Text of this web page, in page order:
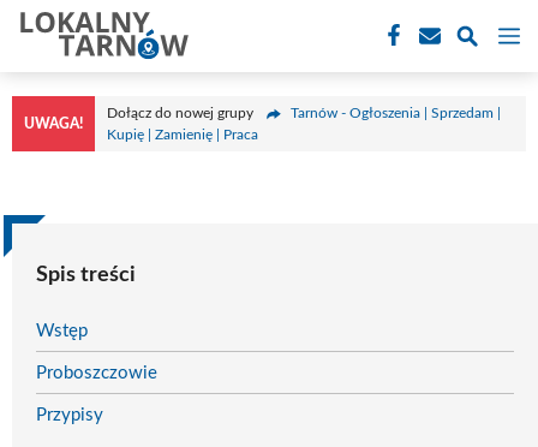
Przejdź
treści
UWAGA!
Dołącz do nowej grupy
Tarnów - Ogłoszenia | Sprzedam |
Kupię | Zamienię | Praca
Spis treści
Wstęp
Proboszczowie
Przypisy